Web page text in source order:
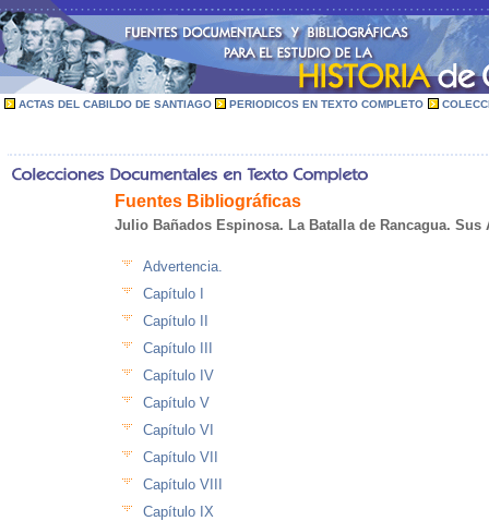
ACTAS DEL CABILDO DE SANTIAGO PERIODICOS EN TEXTO COMPLETO
Fuentes Bibliográficas
Julio Bañados Espinosa. La Batalla de Rancagua. Sus
Advertencia.
Capítulo I
Capítulo II
Capítulo III
Capítulo IV
Capítulo V
Capítulo VI
Capítulo VII
Capítulo VIII
Capítulo IX